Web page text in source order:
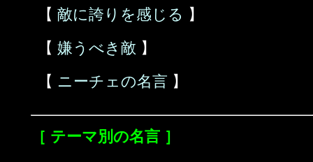
【 敵に誇りを感じる 】
【 嫌うべき敵 】
【 ニーチェの名言 】
［ テーマ別の名言 ］